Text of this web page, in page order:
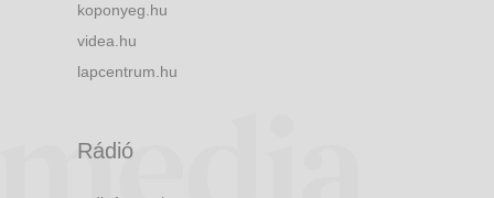
koponyeg.hu
videa.hu
lapcentrum.hu
Rádió